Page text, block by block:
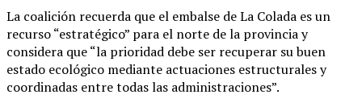
La coalición recuerda que el embalse de La Colada es un
recurso “estratégico” para el norte de la provincia y
considera que “la prioridad debe ser recuperar su buen
estado ecológico mediante actuaciones estructurales y
coordinadas entre todas las administraciones”.